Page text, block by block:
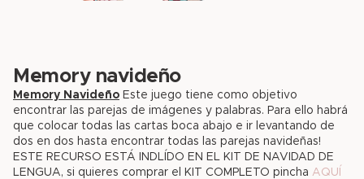
Memory navideño
Memory Navideño Este juego tiene como objetivo
encontrar las parejas de imágenes y palabras. Para ello habrá
que colocar todas las cartas boca abajo e ir levantando de
dos en dos hasta encontrar todas las parejas navideñas!
ESTE RECURSO ESTÁ INDLÍDO EN EL KIT DE NAVIDAD DE
LENGUA, si quieres comprar el KIT COMPLETO pincha AQUÍ